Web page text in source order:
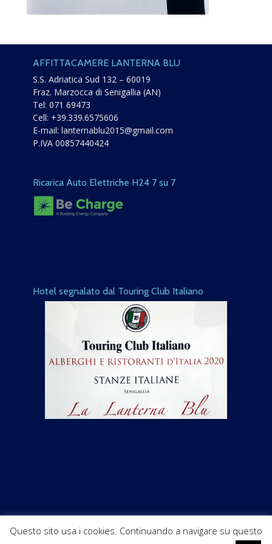
AFFITTACAMERE LANTERNA BLU
S.S. Adriatica Sud 132 – 60019
Fraz. Marzocca di Senigallia (AN)
Tel: 071 69473
Cell: +39.339.6575606
E-mail: lanternablu2015@gmail.com
P.IVA 00857440424
Ricarica Auto Elettriche H24 7 su 7
Hotel segnalato dal Touring Club Italiano
Questo sito usa i cookies. Continuando a navigare su questo